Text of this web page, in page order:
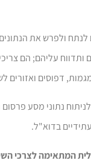
ולפרש את
עליהם; הם
דפוסים ואזורים
נתוני מסע פרסום
בדוא"ל.
המתאימה לצרכי